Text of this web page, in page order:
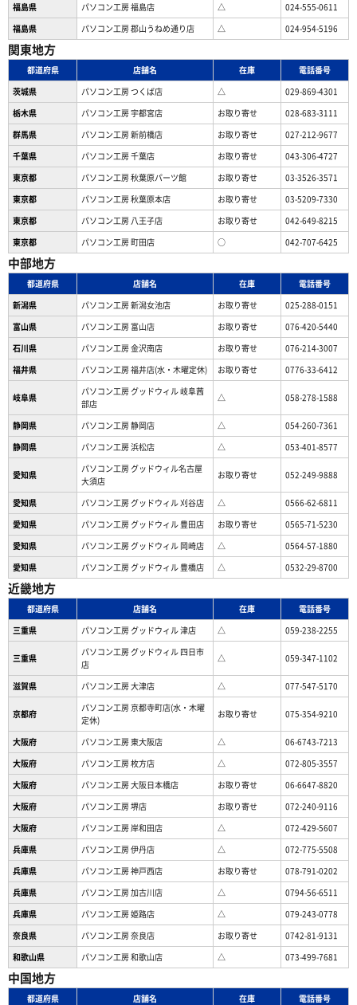
福島県
パソコン工房 福島店 △
024-555-0611
福島県
パソコン工房 郡山うねめ通り店 △ 024-954-5196
関東地方
都道府県 店舗名 在庫
電話番号
茨城県
パソコン工房 つくば店 △
029-869-4301
栃木県
パソコン工房 宇都宮店 お取り寄せ
028-683-3111
群馬県
パソコン工房 新前橋店 お取り寄せ
027-212-9677
千葉県
パソコン工房 千葉店 お取り寄せ
043-306-4727
東京都
パソコン工房 秋葉原パーツ館 お取り寄せ
03-3526-3571
東京都
パソコン工房 秋葉原本店 お取り寄せ
03-5209-7330
東京都
パソコン工房 八王子店 お取り寄せ
042-649-8215
東京都
パソコン工房 町田店 ○ 042-707-6425
中部地方
都道府県 店舗名 在庫
電話番号
新潟県
パソコン工房 新潟女池店 お取り寄せ
025-288-0151
富山県
パソコン工房 富山店 お取り寄せ
076-420-5440
石川県
パソコン工房 金沢南店 お取り寄せ
076-214-3007
福井県
パソコン工房 福井店(水・木曜定休) お取り寄せ 0776-33-6412
岐阜県
パソコン工房 グッドウィル 岐阜茜
部店
△ 058-278-1588
静岡県 パソコン工房 静岡店 △
054-260-7361
静岡県
パソコン工房 浜松店 △ 053-401-8577
愛知県
パソコン工房 グッドウィル名古屋
大須店
お取り寄せ 052-249-9888
愛知県 パソコン工房 グッドウィル 刈谷店 △
0566-62-6811
愛知県
パソコン工房 グッドウィル 豊田店 お取り寄せ
0565-71-5230
愛知県
パソコン工房 グッドウィル 岡崎店 △
0564-57-1880
愛知県
パソコン工房 グッドウィル 豊橋店 △ 0532-29-8700
近畿地方
都道府県 店舗名 在庫
電話番号
三重県
パソコン工房 グッドウィル 津店 △ 059-238-2255
三重県
パソコン工房 グッドウィル 四日市
店
△ 059-347-1102
滋賀県 パソコン工房 大津店 △ 077-547-5170
京都府
パソコン工房 京都寺町店(水・木曜
定休)
お取り寄せ 075-354-9210
大阪府 パソコン工房 東大阪店 △
06-6743-7213
大阪府
パソコン工房 枚方店 △
072-805-3557
大阪府
パソコン工房 大阪日本橋店 お取り寄せ
06-6647-8820
大阪府
パソコン工房 堺店 お取り寄せ
072-240-9116
大阪府
パソコン工房 岸和田店 △
072-429-5607
兵庫県
パソコン工房 伊丹店 △
072-775-5508
兵庫県
パソコン工房 神戸西店 お取り寄せ
078-791-0202
兵庫県
パソコン工房 加古川店 △
0794-56-6511
兵庫県
パソコン工房 姫路店 △
079-243-0778
奈良県
パソコン工房 奈良店 お取り寄せ
0742-81-9131
和歌山県
パソコン工房 和歌山店 △ 073-499-7681
中国地方
都道府県 店舗名 在庫 電話番号